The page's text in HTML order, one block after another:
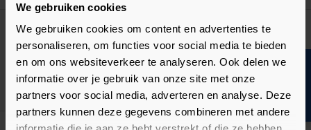
We gebruiken cookies
We gebruiken cookies om content en advertenties te
personaliseren, om functies voor social media te bieden
en om ons websiteverkeer te analyseren. Ook delen we
informatie over je gebruik van onze site met onze
partners voor social media, adverteren en analyse. Deze
partners kunnen deze gegevens combineren met andere
Eurowall Spouwisolatie
(5 Beoordelingen)
Verkrijgbaar in 8 varianten
Vanaf 19,32 per m²